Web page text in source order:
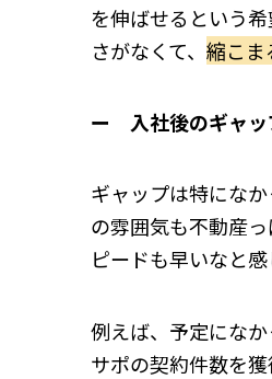
を伸ばせるという
さがなくて、 縮こま
ー 入社後のギャッ
ギャップは特にな
の雰囲気も不動産
ピードも早いなと感
例えば、予定にな
サポの契約件数を